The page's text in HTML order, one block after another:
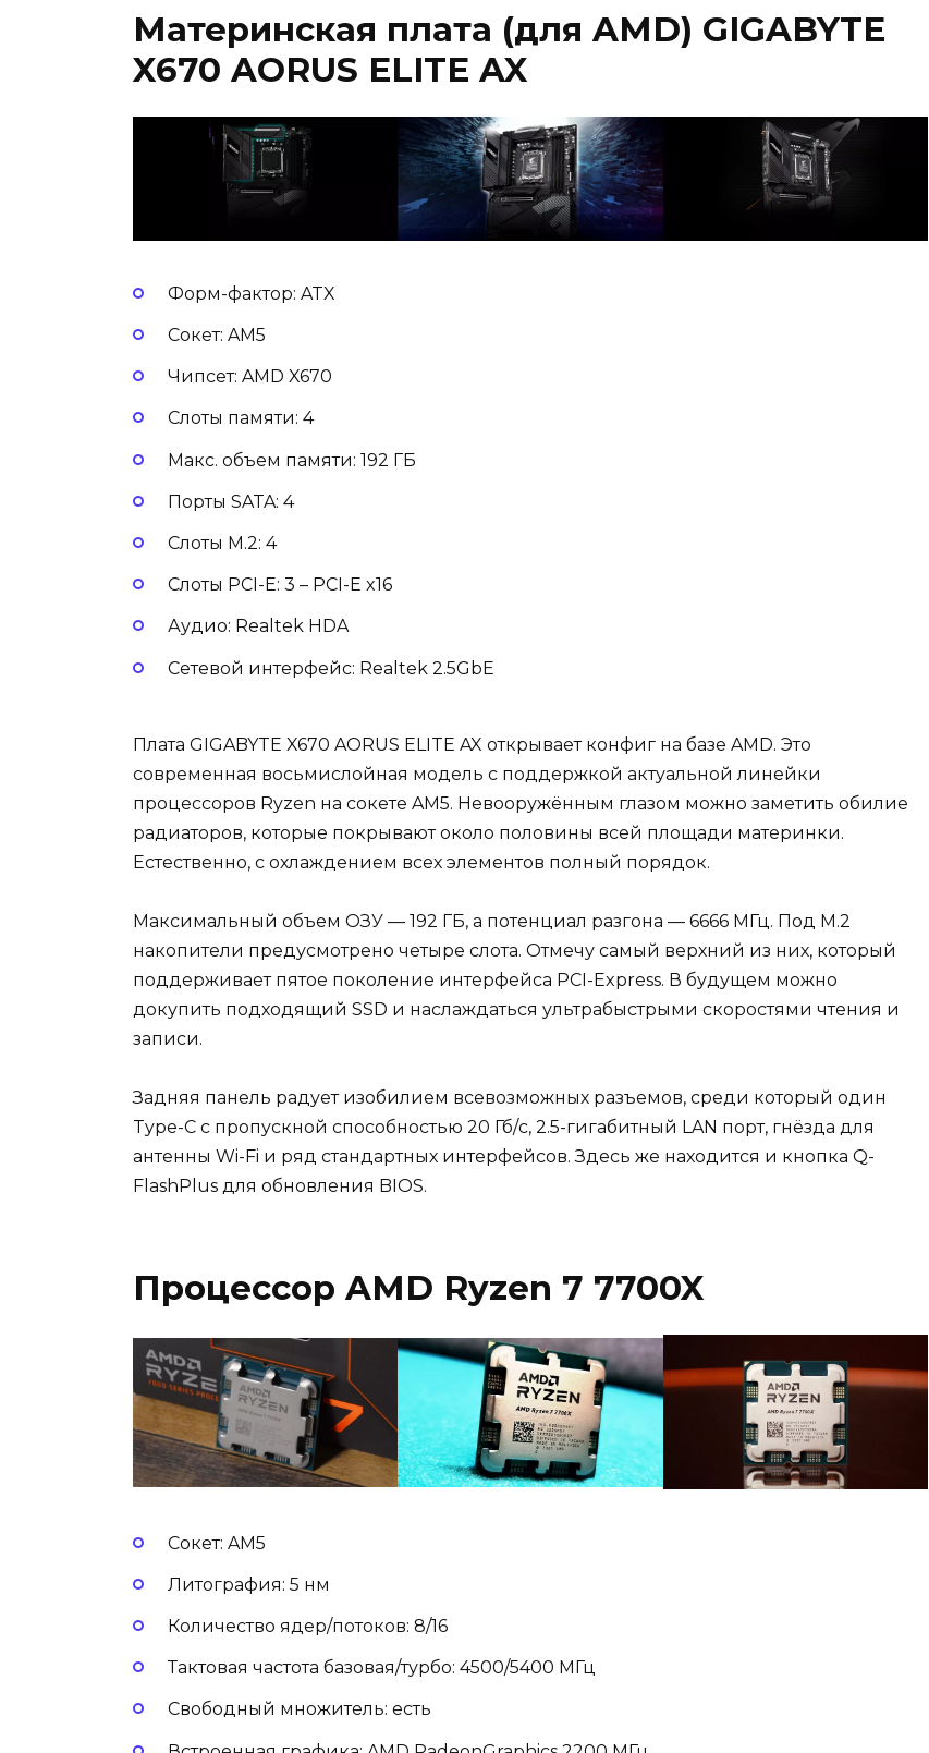
Материнская плата (для AMD) GIGABYTE
X670 AORUS ELITE AX
Форм-фактор: ATX
Сокет: AM5
Чипсет: AMD X670
Слоты памяти: 4
Макс. объем памяти: 192 ГБ
Порты SATA: 4
Слоты M.2: 4
Слоты PCI-E: 3 – PCI-E x16
Аудио: Realtek HDA
Сетевой интерфейс: Realtek 2.5GbE
Плата GIGABYTE X670 AORUS ELITE AX открывает конфиг на базе AMD. Это
современная восьмислойная модель с поддержкой актуальной линейки
процессоров Ryzen на сокете AM5. Невооружённым глазом можно заметить обилие
радиаторов, которые покрывают около половины всей площади материнки.
Естественно, с охлаждением всех элементов полный порядок.
Максимальный объем ОЗУ — 192 ГБ, а потенциал разгона — 6666 МГц. Под М.2
накопители предусмотрено четыре слота. Отмечу самый верхний из них, который
поддерживает пятое поколение интерфейса PCI-Express. В будущем можно
докупить подходящий SSD и наслаждаться ультрабыстрыми скоростями чтения и
записи.
Задняя панель радует изобилием всевозможных разъемов, среди который один
Type-C с пропускной способностью 20 Гб/с, 2.5-гигабитный LAN порт, гнёзда для
антенны Wi-Fi и ряд стандартных интерфейсов. Здесь же находится и кнопка Q-
FlashPlus для обновления BIOS.
Процессор AMD Ryzen 7 7700X
Сокет: AM5
Литография: 5 нм
Количество ядер/потоков: 8/16
Тактовая частота базовая/турбо: 4500/5400 МГц
Свободный множитель: есть